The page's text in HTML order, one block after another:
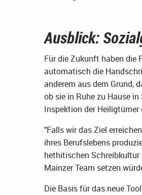
Ausblick:
Für die Zukunft haben die
automatisch die
anderem aus dem Grund,
ob sie in Ruhe zu Hause
Inspektion der
"Falls wir das Ziel
ihres Berufslebens
hethitischen Schreibkultur
Mainzer Team setzen
Die Basis für das neue